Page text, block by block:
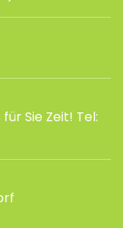
Sie Zeit! Tel: